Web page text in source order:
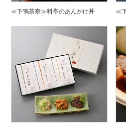
≪下鴨茶寮≫料亭のあんかけ丼 ≪